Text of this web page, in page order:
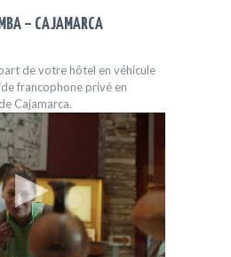
– CAJAMARCA
de votre hôtel en véhicule
francophone privé en
Cajamarca.